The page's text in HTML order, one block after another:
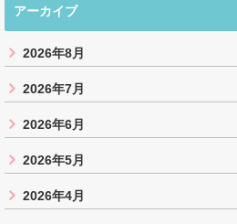
アーカイブ
2026年8月
2026年7月
2026年6月
2026年5月
2026年4月